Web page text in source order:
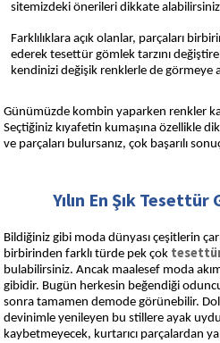
sitemizdeki önerileri dikkate
Farklılıklara açık olanlar, parçaları
ederek tesettür gömlek tarzını
kendinizi değişik renklerle de görmeye
Günümüzde kombin yaparken renkler
Seçtiğiniz kıyafetin kumaşına özellikle
ve parçaları bulursanız, çok başarılı
Yılın En Şık
Bildiğiniz gibi moda dünyası çeşitlerin
birbirinden farklı türde pek çok
bulabilirsiniz. Ancak maalesef moda
gibidir. Bugün herkesin beğendiği
sonra tamamen demode görünebilir.
devinimle yenileyen bu stillere ayak
kaybetmeyecek, kurtarıcı parçalardan